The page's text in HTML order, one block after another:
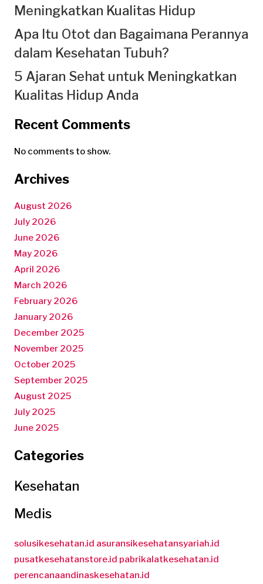
Meningkatkan Kualitas Hidup
Apa Itu Otot dan Bagaimana Perannya
dalam Kesehatan Tubuh?
5 Ajaran Sehat untuk Meningkatkan
Kualitas Hidup Anda
Recent Comments
No comments to show.
Archives
August 2026
July 2026
June 2026
May 2026
April 2026
March 2026
February 2026
January 2026
December 2025
November 2025
October 2025
September 2025
August 2025
July 2025
June 2025
Categories
Kesehatan
Medis
solusikesehatan.id asuransikesehatansyariah.id
pusatkesehatanstore.id pabrikalatkesehatan.id
perencanaandinaskesehatan.id